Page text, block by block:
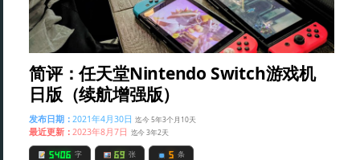
简评：任天堂Nintendo Switch游戏机
日版（续航增强版）
发布日期：2021年4月30日 迄今 5年3个月10天
最近更新：2023年8月7日 迄今 3年2天
5406 字 69 张 5 条